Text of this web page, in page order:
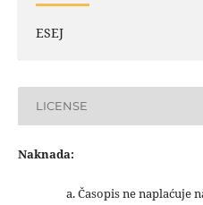
ESEJ
LICENSE
Naknada:
a. Časopis ne naplaćuje